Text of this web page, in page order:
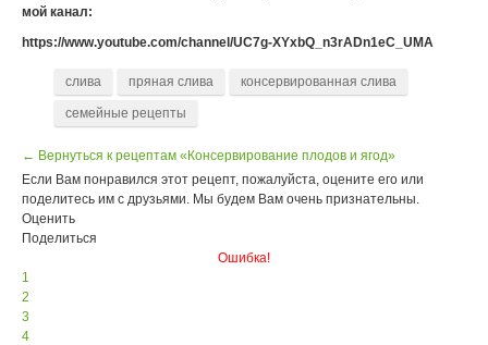
мой канал:
https://www.youtube.com/channel/UC7g-XYxbQ_n3rADn1eC_UMA
слива пряная слива консервированная слива
семейные рецепты
← Вернуться к рецептам «Консервирование плодов и ягод»
Если Вам понравился этот рецепт, пожалуйста, оцените его или
поделитесь им с друзьями. Мы будем Вам очень признательны.
Оценить
Поделиться
Ошибка!
1
2
3
4